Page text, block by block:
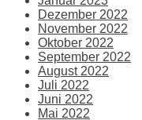
Dezember 2022
November 2022
Oktober 2022
September 2022
August 2022
Juli 2022
Juni 2022
Mai 2022